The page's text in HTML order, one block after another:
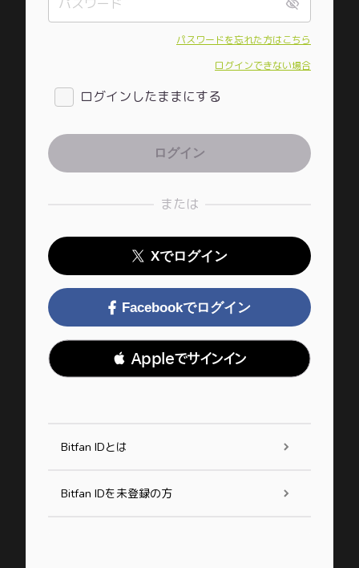
パスワードを忘れた方はこちら
ログインできない場合
ログインしたままにする
または
Xでログイン
Facebookでログイン
 Appleでサインイン
Bitfan IDとは
Bitfan IDを未登録の方